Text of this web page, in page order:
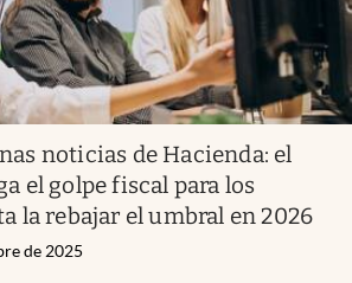
noticias de Hacienda: el
el golpe fiscal para los
la rebajar el umbral en 2026
de 2025